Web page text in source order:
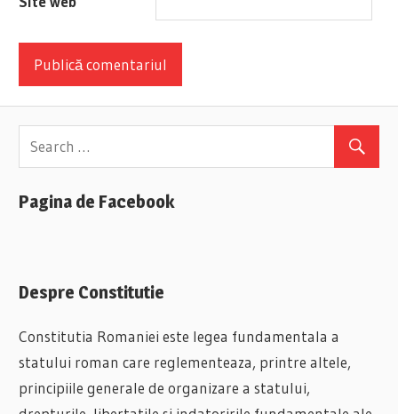
Pagina de Facebook
Despre Constitutie
Constitutia Romaniei este legea fundamentala a
statului roman care reglementeaza, printre altele,
principiile generale de organizare a statului,